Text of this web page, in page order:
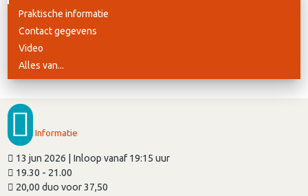
Praktische informatie
Contact gegevens
Video
Alles van...
Informatie
13 jun 2026 | Inloop vanaf 19:15 uur
19.30 - 21.00
20,00 duo voor 37,50